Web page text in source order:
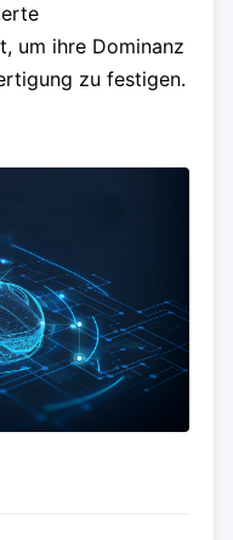
um ihre Dominanz
zu festigen.